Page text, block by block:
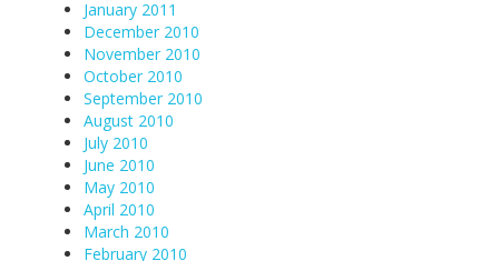
January 2011
December 2010
November 2010
October 2010
September 2010
August 2010
July 2010
June 2010
May 2010
April 2010
March 2010
February 2010